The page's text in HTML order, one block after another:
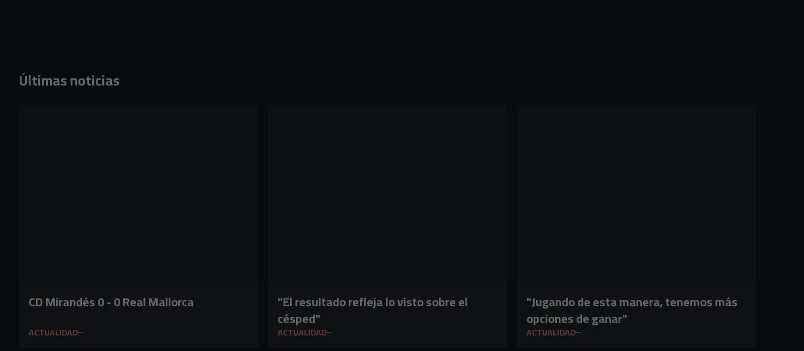
Últimas noticias
CD Mirandés 0 - 0 Real Mallorca
ACTUALIDAD
"El resultado refleja lo visto sobre el
césped"
ACTUALIDAD
"Jugando de esta manera, tenemos más
opciones de ganar"
ACTUALIDAD